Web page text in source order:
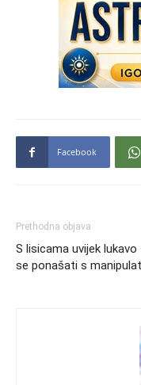
Facebook
Prethodna objava
S lisicama uvijek lukavo
se ponašati s